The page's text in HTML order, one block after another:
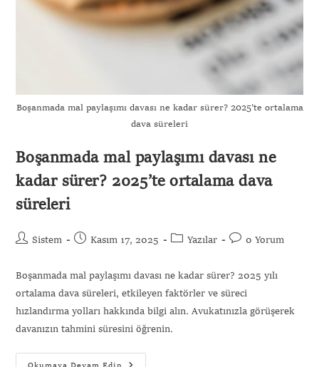
Boşanmada mal paylaşımı davası ne kadar sürer? 2025’te ortalama
dava süreleri
Boşanmada mal paylaşımı davası ne
kadar sürer? 2025’te ortalama dava
süreleri
Sistem Kasım 17, 2025 Yazılar 0 Yorum
Boşanmada mal paylaşımı davası ne kadar sürer? 2025 yılı
ortalama dava süreleri, etkileyen faktörler ve süreci
hızlandırma yolları hakkında bilgi alın. Avukatınızla görüşerek
davanızın tahmini süresini öğrenin.